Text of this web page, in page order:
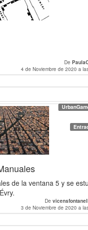
De
4 de Noviembre de 2020 a
de la ventana 5 y se
De
3 de Noviembre de 2020 a